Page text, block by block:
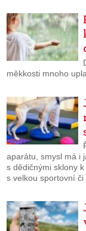
měkkosti mnoho
aparátu, smysl má i
s dědičnými sklony
s velkou sportovní